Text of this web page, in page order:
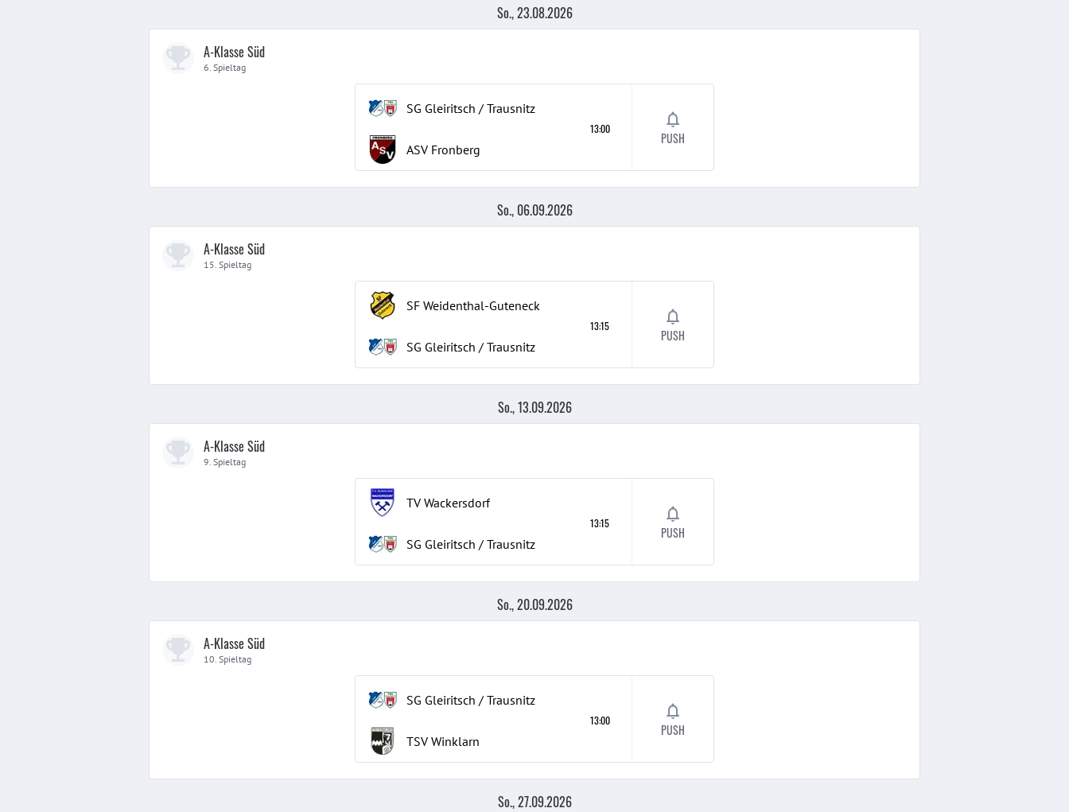
So., 23.08.2026
A-Klasse Süd
6. Spieltag
SG Gleiritsch / Trausnitz
ASV Fronberg
13:00
PUSH
So., 06.09.2026
A-Klasse Süd
15. Spieltag
SF Weidenthal-Guteneck
SG Gleiritsch / Trausnitz
13:15
PUSH
So., 13.09.2026
A-Klasse Süd
9. Spieltag
TV Wackersdorf
SG Gleiritsch / Trausnitz
13:15
PUSH
So., 20.09.2026
A-Klasse Süd
10. Spieltag
SG Gleiritsch / Trausnitz
TSV Winklarn
13:00
PUSH
So., 27.09.2026